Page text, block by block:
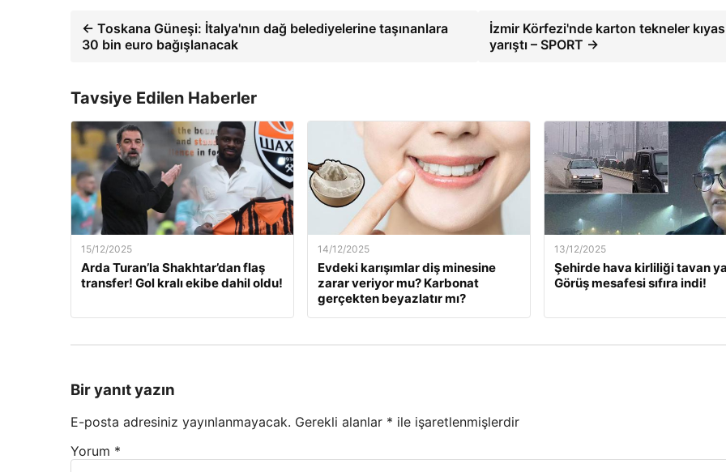
← Toskana Güneşi: İtalya'nın dağ belediyelerine taşınanlara
30 bin euro bağışlanacak
İzmir Körfezi'nde karton tekneler
yarıştı – SPORT →
Tavsiye Edilen Haberler
15/12/2025
Arda Turan’la Shakhtar’dan flaş
transfer! Gol kralı ekibe dahil oldu!
14/12/2025
Evdeki karışımlar diş minesine
zarar veriyor mu? Karbonat
gerçekten beyazlatır mı?
13/12/2025
Şehirde hava kirliliği tavan
Görüş mesafesi sıfıra indi!
Bir yanıt yazın
E-posta adresiniz yayınlanmayacak. Gerekli alanlar * ile işaretlenmişlerdir
Yorum *